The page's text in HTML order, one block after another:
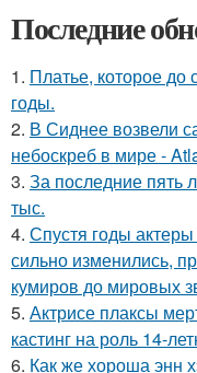
Последние
1. Платье, которое до
годы.
2. В Сиднее возвели
небоскреб в мире -
3. За последние пять
тыс.
4. Спустя годы
сильно изменились,
кумиров до мировых
5. Актрисе плаксы
кастинг на роль 14-
6. Как же хороша энн